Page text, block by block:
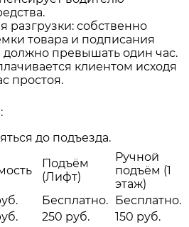
разгрузки: собственно
товара и подписания
должно превышать один час.
клиентом исходя
простоя.
до подъезда.
Подъём
(Лифт)
Ручной
подъём (1
этаж)
Бесплатно.
Бесплатно.
250 руб.
150 руб.